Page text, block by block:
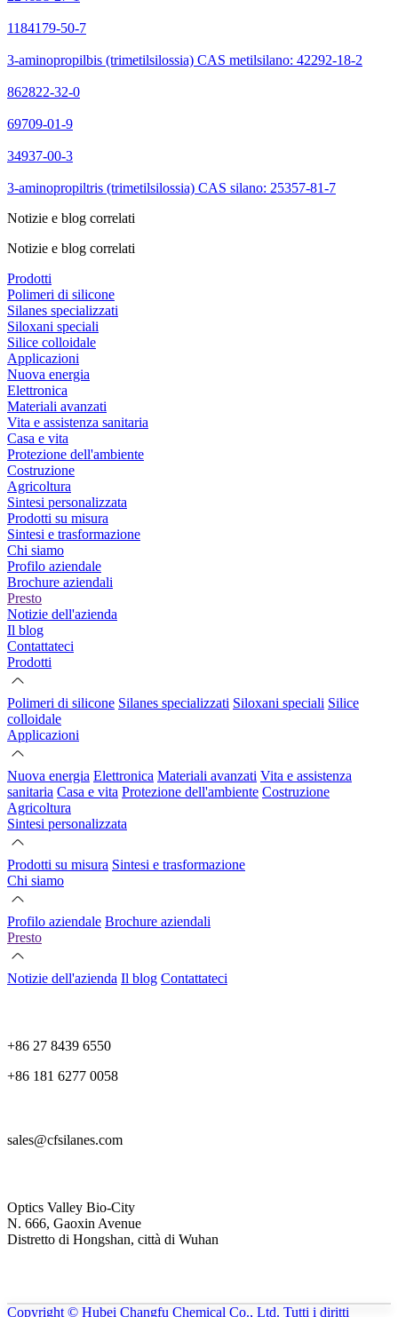
1184179-50-7
3-aminopropilbis (trimetilsilossia) CAS metilsilano: 42292-18-2
862822-32-0
69709-01-9
34937-00-3
3-aminopropiltris (trimetilsilossia) CAS silano: 25357-81-7
Notizie e blog correlati
Notizie e blog correlati
Prodotti
Polimeri di silicone
Silanes specializzati
Siloxani speciali
Silice colloidale
Applicazioni
Nuova energia
Elettronica
Materiali avanzati
Vita e assistenza sanitaria
Casa e vita
Protezione dell'ambiente
Costruzione
Agricoltura
Sintesi personalizzata
Prodotti su misura
Sintesi e trasformazione
Chi siamo
Profilo aziendale
Brochure aziendali
Presto
Notizie dell'azienda
Il blog
Contattateci
Prodotti
Polimeri di silicone Silanes specializzati Siloxani speciali Silice
colloidale
Applicazioni
Nuova energia Elettronica Materiali avanzati Vita e assistenza
sanitaria Casa e vita Protezione dell'ambiente Costruzione
Agricoltura
Sintesi personalizzata
Prodotti su misura Sintesi e trasformazione
Chi siamo
Profilo aziendale Brochure aziendali
Presto
Notizie dell'azienda Il blog Contattateci
+86 27 8439 6550
+86 181 6277 0058
sales@cfsilanes.com
Optics Valley Bio-City
N. 666, Gaoxin Avenue
Distretto di Hongshan, città di Wuhan
Copyright © Hubei Changfu Chemical Co., Ltd. Tutti i diritti